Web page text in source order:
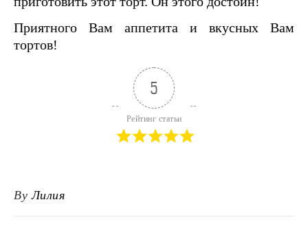
Приятного Вам аппетита и вкусных Вам
тортов!
5
Рейтинг статьи
ByЛилия